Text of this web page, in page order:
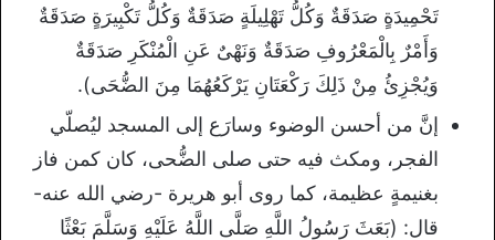
تَحْمِيدَةٍ صَدَقَةٌ وَكُلُّ تَهْلِيلَةٍ صَدَقَةٌ وَكُلُّ تَكْبِيرَةٍ صَدَقَةٌ
وَأَمْرٌ بِالْمَعْرُوفِ صَدَقَةٌ وَنَهْىٌ عَنِ الْمُنْكَرِ صَدَقَةٌ
وَيُجْزِئُ مِنْ ذَلِكَ رَكْعَتَانِ يَرْكَعُهُمَا مِنَ الضُّحَى).
إنَّ من أحسن الوضوء وسارَع إلى المسجد ليُصلّي
الفجر، ومكث فيه حتى صلى الضُّحى، كان كمن فاز
بغنيمةٍ عظيمة، كما روى أبو هريرة -رضي الله عنه-
قال: (بَعَثَ رَسُولُ اللَّهِ صَلَّى اللَّهُ عَلَيْهِ وَسَلَّمَ بَعْثًا